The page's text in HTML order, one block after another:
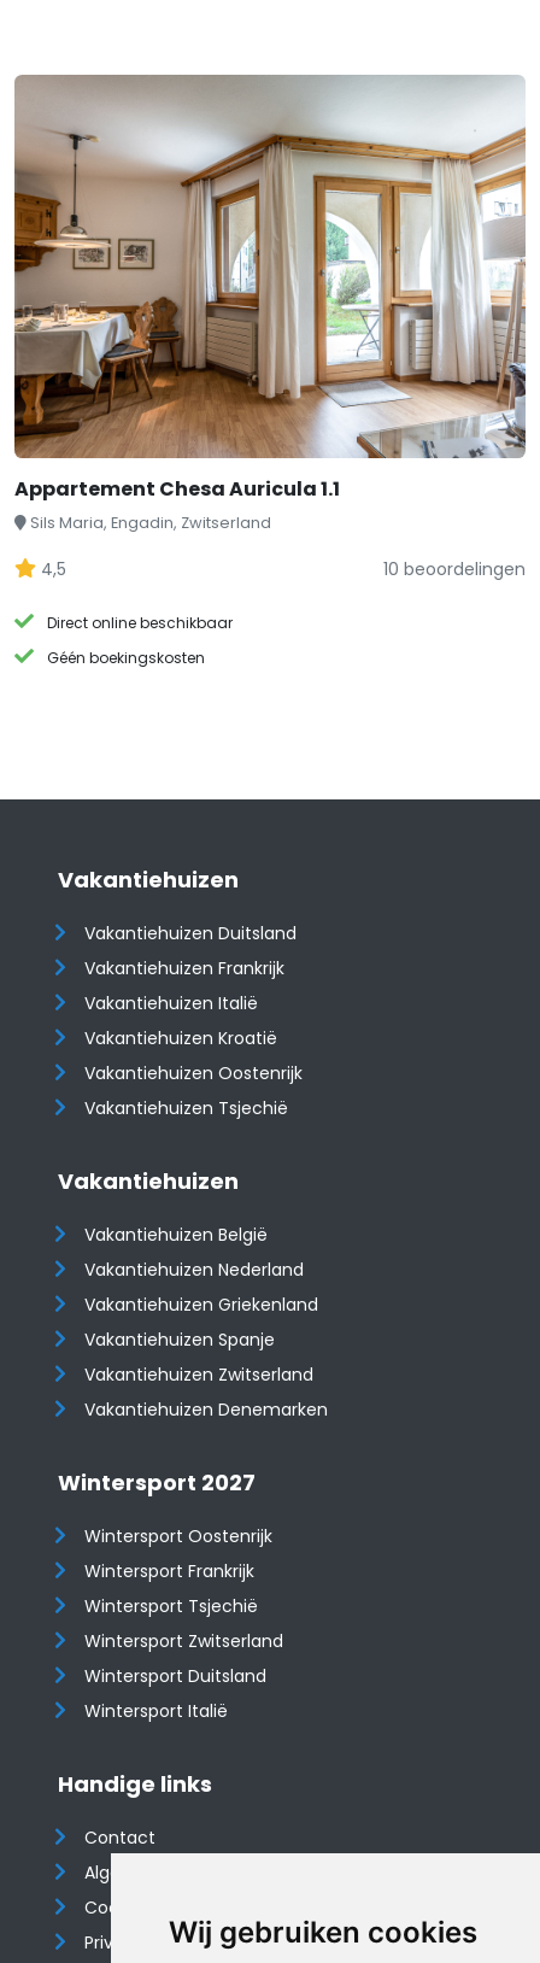
Wij gebruiken cookies
Appartement Chesa Auricula 1.1
Sils Maria, Engadin, Zwitserland
4,5 10 beoordelingen
Direct online beschikbaar
Géén boekingskosten
Vakantiehuizen
Vakantiehuizen Duitsland
Vakantiehuizen Frankrijk
Vakantiehuizen Italië
Vakantiehuizen Kroatië
​​​​​​​Vakantiehuizen Oostenrijk
Vakantiehuizen Tsjechië
Vakantiehuizen
Vakantiehuizen België
Vakantiehuizen Nederland
Vakantiehuizen Griekenland
Vakantiehuizen Spanje
​​​​​​​Vakantiehuizen Zwitserland
Vakantiehuizen Denemarken
Wintersport 2027
Wintersport Oostenrijk
Wintersport Frankrijk
Wintersport Tsjechië
Wintersport Zwitserland
Wintersport Duitsland
Wintersport Italië
Handige links
Contact
Algemene voorwaarden
Cookieverklaring
Privacyverklaring